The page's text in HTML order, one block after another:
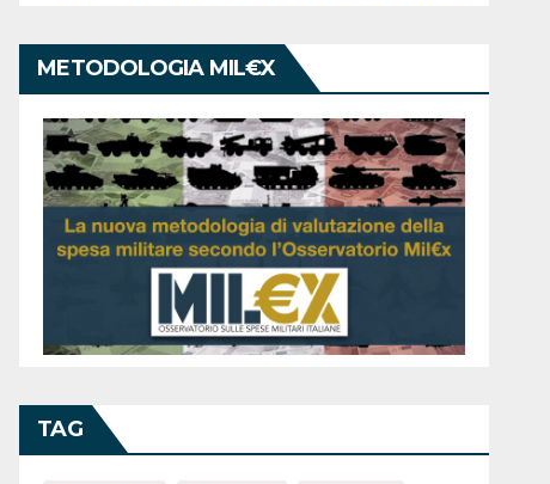
METODOLOGIA MIL€X
TAG